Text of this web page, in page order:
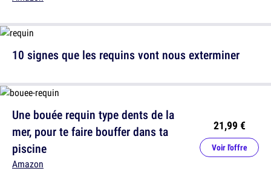
Une bouée requin type dents de la
mer, pour te faire bouffer dans ta
piscine
Amazon
21,99 €
Voir l'offre
10 signes que les requins vont nous exterminer